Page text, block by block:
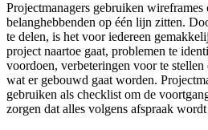
Projectmanagers gebruiken
belanghebbenden op één lijn zitten.
te delen, is het voor iedereen
project naartoe gaat, problemen te
voordoen, verbeteringen voor te
wat er gebouwd gaat worden.
gebruiken als checklist om de
zorgen dat alles volgens afspraak